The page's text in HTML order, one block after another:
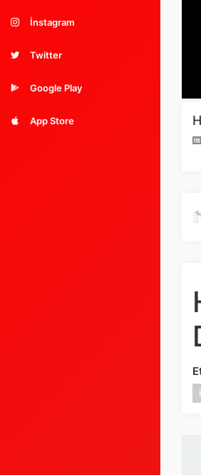
İnstagram
Twitter
Google Play
App Store